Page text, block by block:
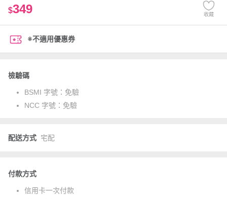
$349 收藏
※不適用優惠券
檢驗碼
BSMI 字號： 免驗
NCC 字號： 免驗
配送方式 宅配
付款方式
信用卡一次付款